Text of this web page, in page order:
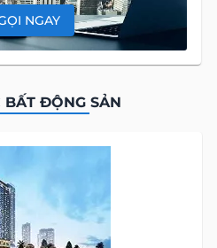
NGAY
BẤT ĐỘNG SẢN